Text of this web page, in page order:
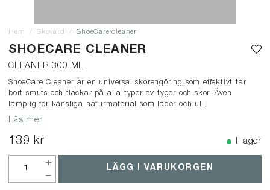
Hem Skovård ShoeCare cleaner
SHOECARE CLEANER
CLEANER 300 ML
ShoeCare Cleaner är en universal skorengöring som effektivt tar
bort smuts och fläckar på alla typer av tyger och skor. Även
lämplig för känsliga naturmaterial som läder och ull.
Läs mer
139 kr I lager
LÄGG I VARUKORGEN